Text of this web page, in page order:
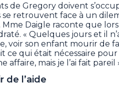
de Gregory doivent
se retrouvent face à un
Mme Daigle raconte que
« Quelques jours et il
voir son enfant mourir de
ce qui était nécessaire pour
affaire, mais je l’ai fait
de l’aide